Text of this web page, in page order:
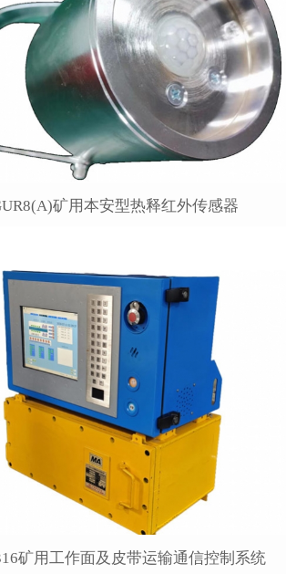
矿用本安型热释红外传感器
矿用工作面及皮带运输通信控制系统